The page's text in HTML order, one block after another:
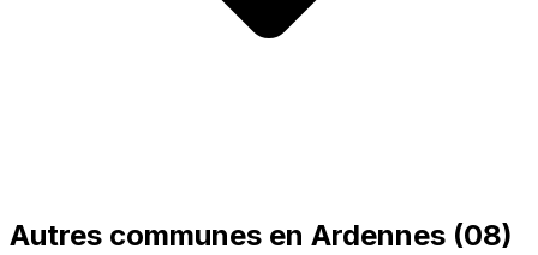
Autres communes en Ardennes (08)